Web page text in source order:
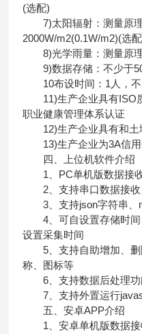
(选配)
7)太阳辐射：测量原理
2000W/m2(0.1W/m2)(选
8)光学雨量：测量原理
9)数据存储：不少于
10布设时间：1人，不
11)生产企业具有ISO
职业健康管理体系认证
12)生产企业具有和土
13)生产企业为3A信用
四、上位机软件介绍
1、PC单机版数据接收
2、支持串口数据接收
3、支持json字符串、
4、可自设置存储时间
设置采集时间
5、支持自助增加、删
称、图标等
6、支持数据后处理功
7、支持外置运行
五、安卓APP介绍
1、安卓单机版数据接